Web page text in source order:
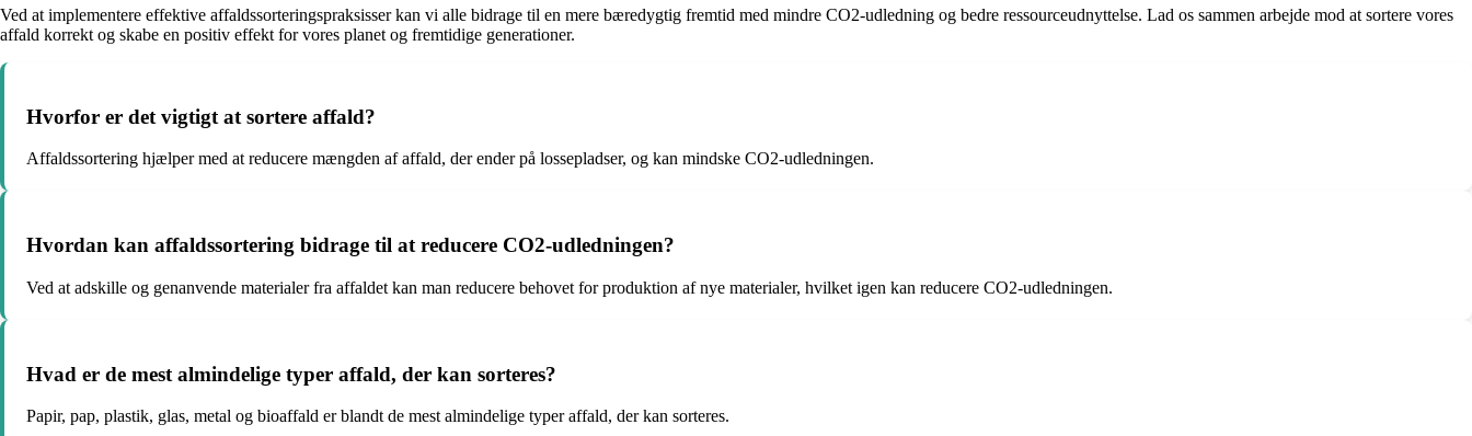
Ved at implementere effektive affaldssorteringspraksisser kan vi alle bidrage til en mere bæredygtig fremtid med mindre CO2-udledning og bedre ressourceudnyttelse. Lad os sammen arbejde mod at sortere vores
affald korrekt og skabe en positiv effekt for vores planet og fremtidige generationer.
Hvorfor er det vigtigt at sortere affald?
Affaldssortering hjælper med at reducere mængden af affald, der ender på lossepladser, og kan mindske CO2-udledningen.
Hvordan kan affaldssortering bidrage til at reducere CO2-udledningen?
Ved at adskille og genanvende materialer fra affaldet kan man reducere behovet for produktion af nye materialer, hvilket igen kan reducere CO2-udledningen.
Hvad er de mest almindelige typer affald, der kan sorteres?
Papir, pap, plastik, glas, metal og bioaffald er blandt de mest almindelige typer affald, der kan sorteres.